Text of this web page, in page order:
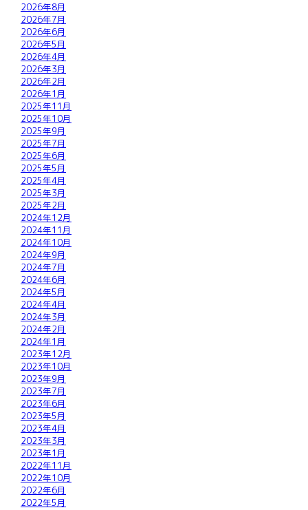
2026年8月
2026年7月
2026年6月
2026年5月
2026年4月
2026年3月
2026年2月
2026年1月
2025年11月
2025年10月
2025年9月
2025年7月
2025年6月
2025年5月
2025年4月
2025年3月
2025年2月
2024年12月
2024年11月
2024年10月
2024年9月
2024年7月
2024年6月
2024年5月
2024年4月
2024年3月
2024年2月
2024年1月
2023年12月
2023年10月
2023年9月
2023年7月
2023年6月
2023年5月
2023年4月
2023年3月
2023年1月
2022年11月
2022年10月
2022年6月
2022年5月